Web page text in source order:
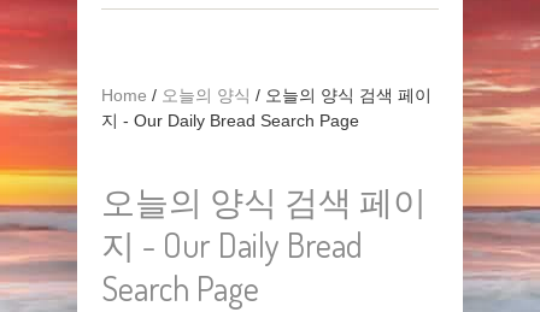
Home / 오늘의 양식 / 오늘의 양식 검색 페이
지 - Our Daily Bread Search Page
오늘의 양식 검색 페이
지 - Our Daily Bread
Search Page